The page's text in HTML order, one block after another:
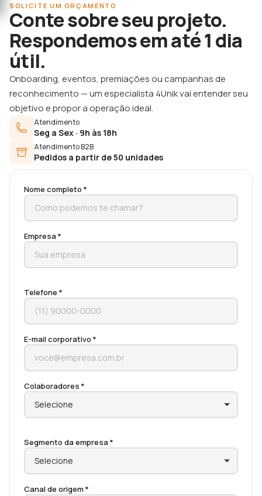
SOLICITE UM ORÇAMENTO
Conte sobre seu projeto.
Respondemos em até 1 dia
útil.
Onboarding, eventos, premiações ou campanhas de
reconhecimento — um especialista 4Unik vai entender seu
objetivo e propor a operação ideal.
Atendimento
Seg a Sex · 9h às 18h
Atendimento B2B
Pedidos a partir de 50 unidades
Nome completo *
Empresa *
Telefone *
E-mail corporativo *
Colaboradores *
Segmento da empresa *
Canal de origem *